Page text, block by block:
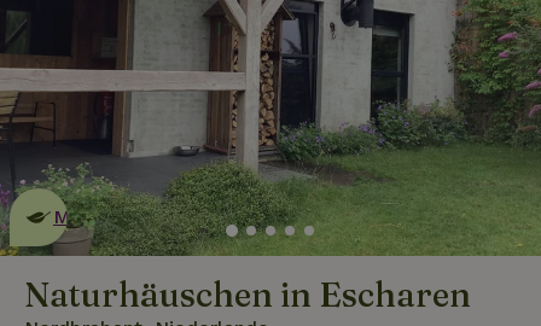
Dies ist ein
umweltschonendes
Naturhäuschen
Mehr erfahren
Naturhäuschen in Escharen